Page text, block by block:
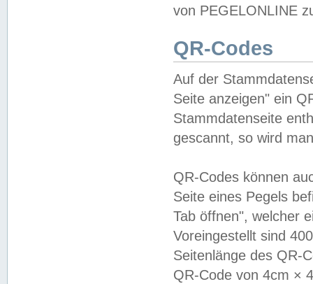
von PEGELONLINE
QR-Codes
Auf der
Seite anzeigen" ein
Stammdatenseite
gescannt, so wird
QR-Codes können
Seite eines Pegels
Tab öffnen", welcher
Voreingestellt sind
Seitenlänge des QR-
QR-Code von 4cm ×